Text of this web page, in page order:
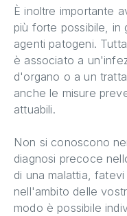
È inoltre importante
più forte possibile, in
agenti patogeni.
è associato a
d'organo o a un
anche le misure
attuabili.
Non si conoscono
diagnosi precoce
di una malattia,
nell'ambito delle
modo è possibile